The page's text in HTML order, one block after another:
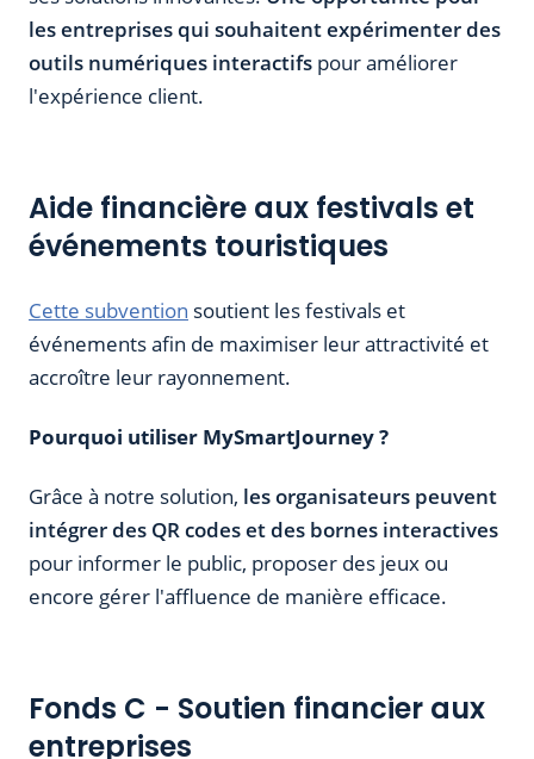
les entreprises qui souhaitent expérimenter des
outils numériques interactifs pour améliorer
l'expérience client.
Aide financière aux festivals et
événements touristiques
Cette subvention soutient les festivals et
événements afin de maximiser leur attractivité et
accroître leur rayonnement.
Pourquoi utiliser MySmartJourney ?
Grâce à notre solution, les organisateurs peuvent
intégrer des QR codes et des bornes interactives
pour informer le public, proposer des jeux ou
encore gérer l'affluence de manière efficace.
Fonds C - Soutien financier aux
entreprises